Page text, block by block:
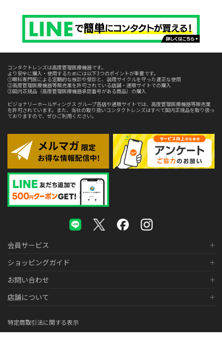
コンタクトレンズは高度管理医療機器です。
より安全に購入・使用するためには以下3つのポイントが重要です。
①眼科専門医による定期的な検診や受診と、装用サイクルを守った適正な使用
②高度管理医療機器等販売業を許可されている店舗・通販サイトでの購入
③国内正規品（高度管理医療機器承認番号がある商品）の購入
ビジョナリーホールディングス グループ各店や通販サイトでは、高度管理医療機器等販売業
を許可されています。また、当社の取り扱いコンタクトレンズはすべて国内正規品を取り扱っ
ておりますので、ぜひご利用ください。
会員サービス
ショッピングガイド
お問い合わせ
店舗について
特定商取引法に関する表示